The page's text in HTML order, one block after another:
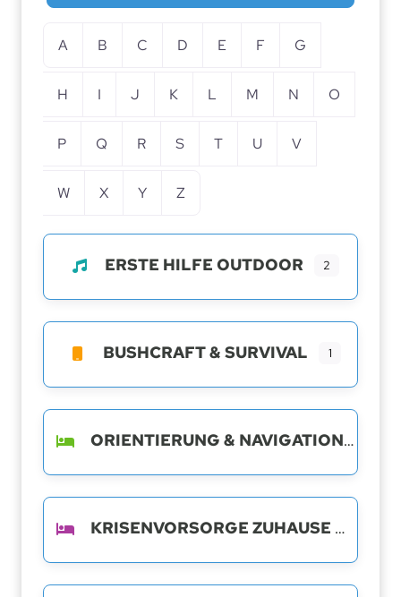
A B C D E F G
H I J K L M N O
P Q R S T U V
W X Y Z
ERSTE HILFE OUTDOOR 2
BUSHCRAFT & SURVIVAL 1
ORIENTIERUNG & NAVIGATION
KRISENVORSORGE ZUHAUSE